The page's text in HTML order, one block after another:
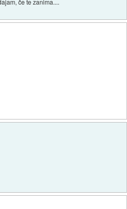
če te zanima....